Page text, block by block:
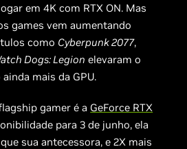
em 4K com RTX ON. Mas
games vem aumentando
como Cyberpunk 2077,
Dogs: Legion elevaram o
mais da GPU.
gamer é a GeForce RTX
para 3 de junho, ela
sua antecessora, e 2X mais